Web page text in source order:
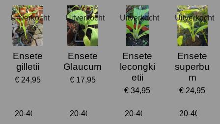
Uitverkocht
Ensete
gilletii
€ 24,95
Uitverkocht
Ensete
Glaucum
€ 17,95
Uitverkocht
Ensete
lecongki
etii
€ 34,95
Uitverkocht
Ensete
superbu
m
€ 24,95